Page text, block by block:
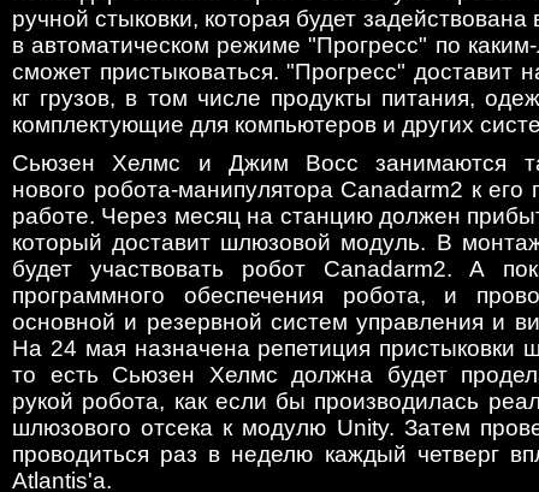
ручной стыковки, которая будет
в автоматическом режиме "Прогресс" по
сможет пристыковаться. "Прогресс" доставит
кг грузов, в том числе продукты питания,
комплектующие для компьютеров и других
Сьюзен Хелмс и Джим Восс занимаются
нового робота-манипулятора Canadarm2 к его
работе. Через месяц на станцию должен
который доставит шлюзовой модуль. В
будет участвовать робот Canadarm2. А
программного обеспечения робота, и
основной и резервной систем управления и
На 24 мая назначена репетиция пристыковки
то есть Сьюзен Хелмс должна будет
рукой робота, как если бы производилась
шлюзового отсека к модулю Unity. Затем
проводиться раз в неделю каждый четверг
Atlantis'а.